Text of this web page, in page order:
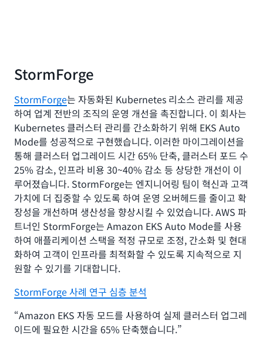
StormForge
StormForge는 자동화된 Kubernetes 리소스 관리를 제공
하여 업계 전반의 조직의 운영 개선을 촉진합니다. 이 회사는
Kubernetes 클러스터 관리를 간소화하기 위해 EKS Auto
Mode를 성공적으로 구현했습니다. 이러한 마이그레이션을
통해 클러스터 업그레이드 시간 65% 단축, 클러스터 포드 수
25% 감소, 인프라 비용 30~40% 감소 등 상당한 개선이 이
루어졌습니다. StormForge는 엔지니어링 팀이 혁신과 고객
가치에 더 집중할 수 있도록 하여 운영 오버헤드를 줄이고 확
장성을 개선하며 생산성을 향상시킬 수 있었습니다. AWS 파
트너인 StormForge는 Amazon EKS Auto Mode를 사용
하여 애플리케이션 스택을 적정 규모로 조정, 간소화 및 현대
화하여 고객이 인프라를 최적화할 수 있도록 지속적으로 지
원할 수 있기를 기대합니다.
StormForge 사례 연구 심층 분석
“Amazon EKS 자동 모드를 사용하여 실제 클러스터 업그레
이드에 필요한 시간을 65% 단축했습니다.”